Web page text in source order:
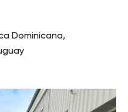
Dominicana,